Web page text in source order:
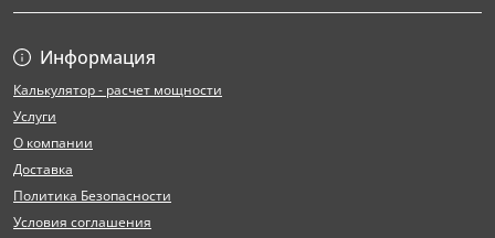
Информация
Калькулятор - расчет мощности
Услуги
О компании
Доставка
Политика Безопасности
Условия соглашения